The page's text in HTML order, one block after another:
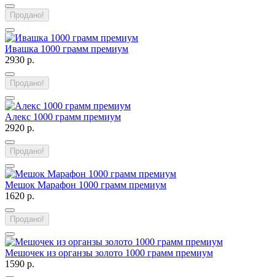
Продано!
Ивашка 1000 грамм премиум
2930 р.
Продано!
Алекс 1000 грамм премиум
2920 р.
Продано!
Мешок Марафон 1000 грамм премиум
1620 р.
Продано!
Мешочек из органзы золото 1000 грамм премиум
1590 р.